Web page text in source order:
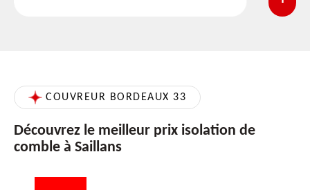
COUVREUR BORDEAUX 33
Découvrez le meilleur prix isolation de
comble à Saillans